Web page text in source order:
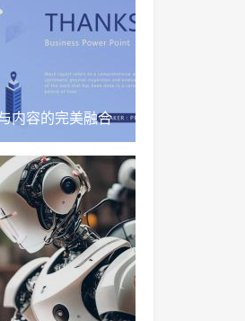
内容的完美融合